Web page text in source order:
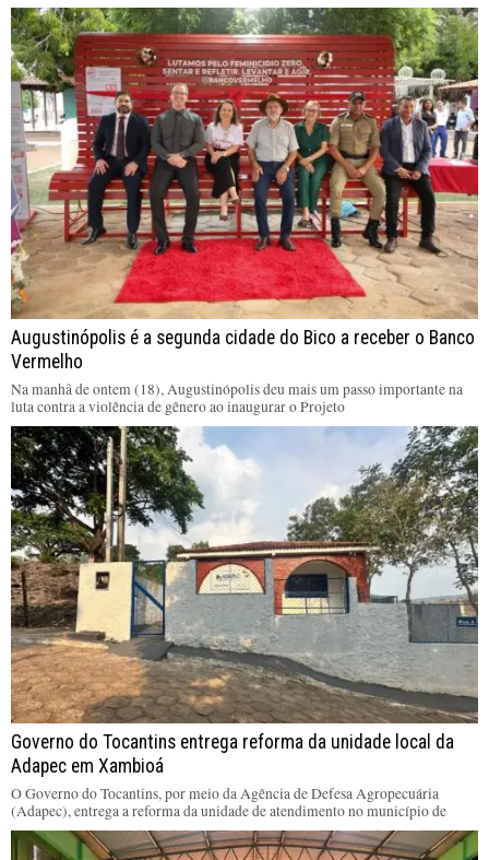
Augustinópolis é a segunda cidade do Bico a receber o Banco
Vermelho
Na manhã de ontem (18), Augustinópolis deu mais um passo importante na
luta contra a violência de gênero ao inaugurar o Projeto
Governo do Tocantins entrega reforma da unidade local da
Adapec em Xambioá
O Governo do Tocantins, por meio da Agência de Defesa Agropecuária
(Adapec), entrega a reforma da unidade de atendimento no município de